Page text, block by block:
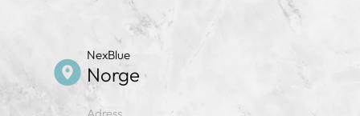
NexBlue
Norge